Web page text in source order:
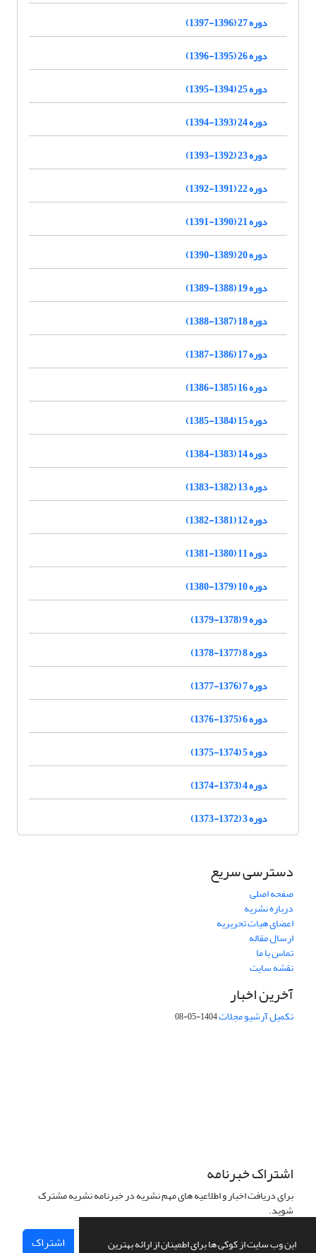
این وب سایت از کوکی ها برای اطمینان از ارائه بهترین
دوره 27 (1396-1397)
دوره 26 (1395-1396)
دوره 25 (1394-1395)
دوره 24 (1393-1394)
دوره 23 (1392-1393)
دوره 22 (1391-1392)
دوره 21 (1390-1391)
دوره 20 (1389-1390)
دوره 19 (1388-1389)
دوره 18 (1387-1388)
دوره 17 (1386-1387)
دوره 16 (1385-1386)
دوره 15 (1384-1385)
دوره 14 (1383-1384)
دوره 13 (1382-1383)
دوره 12 (1381-1382)
دوره 11 (1380-1381)
دوره 10 (1379-1380)
دوره 9 (1378-1379)
دوره 8 (1377-1378)
دوره 7 (1376-1377)
دوره 6 (1375-1376)
دوره 5 (1374-1375)
دوره 4 (1373-1374)
دوره 3 (1372-1373)
دسترسی سریع
صفحه اصلی
درباره نشریه
اعضای هیات تحریریه
ارسال مقاله
تماس با ما
نقشه سایت
آخرین اخبار
تکمیل آرشیو مجلات1404-05-08
اشتراک خبرنامه
برای دریافت اخبار و اطلاعیه های مهم نشریه در خبرنامه نشریه مشترک
شوید.
اشتراک